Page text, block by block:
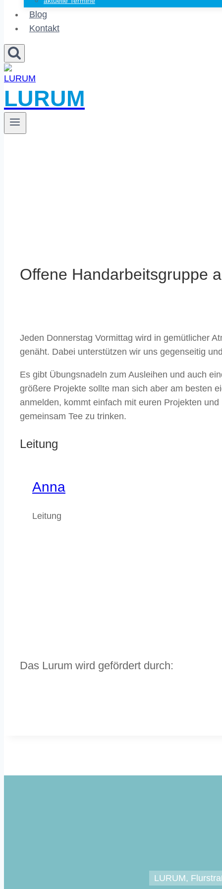
Blog
Kontakt
LURUM
Offene Handarbeitsgruppe
Jeden Donnerstag Vormittag wird in gemütlicher
genäht. Dabei unterstützen wir uns gegenseitig
Es gibt Übungsnadeln zum Ausleihen und auch
größere Projekte sollte man sich aber am besten
anmelden, kommt einfach mit euren Projekten
gemeinsam Tee zu trinken.
Leitung
Anna
Leitung
Das Lurum wird gefördert durch:
LURUM,